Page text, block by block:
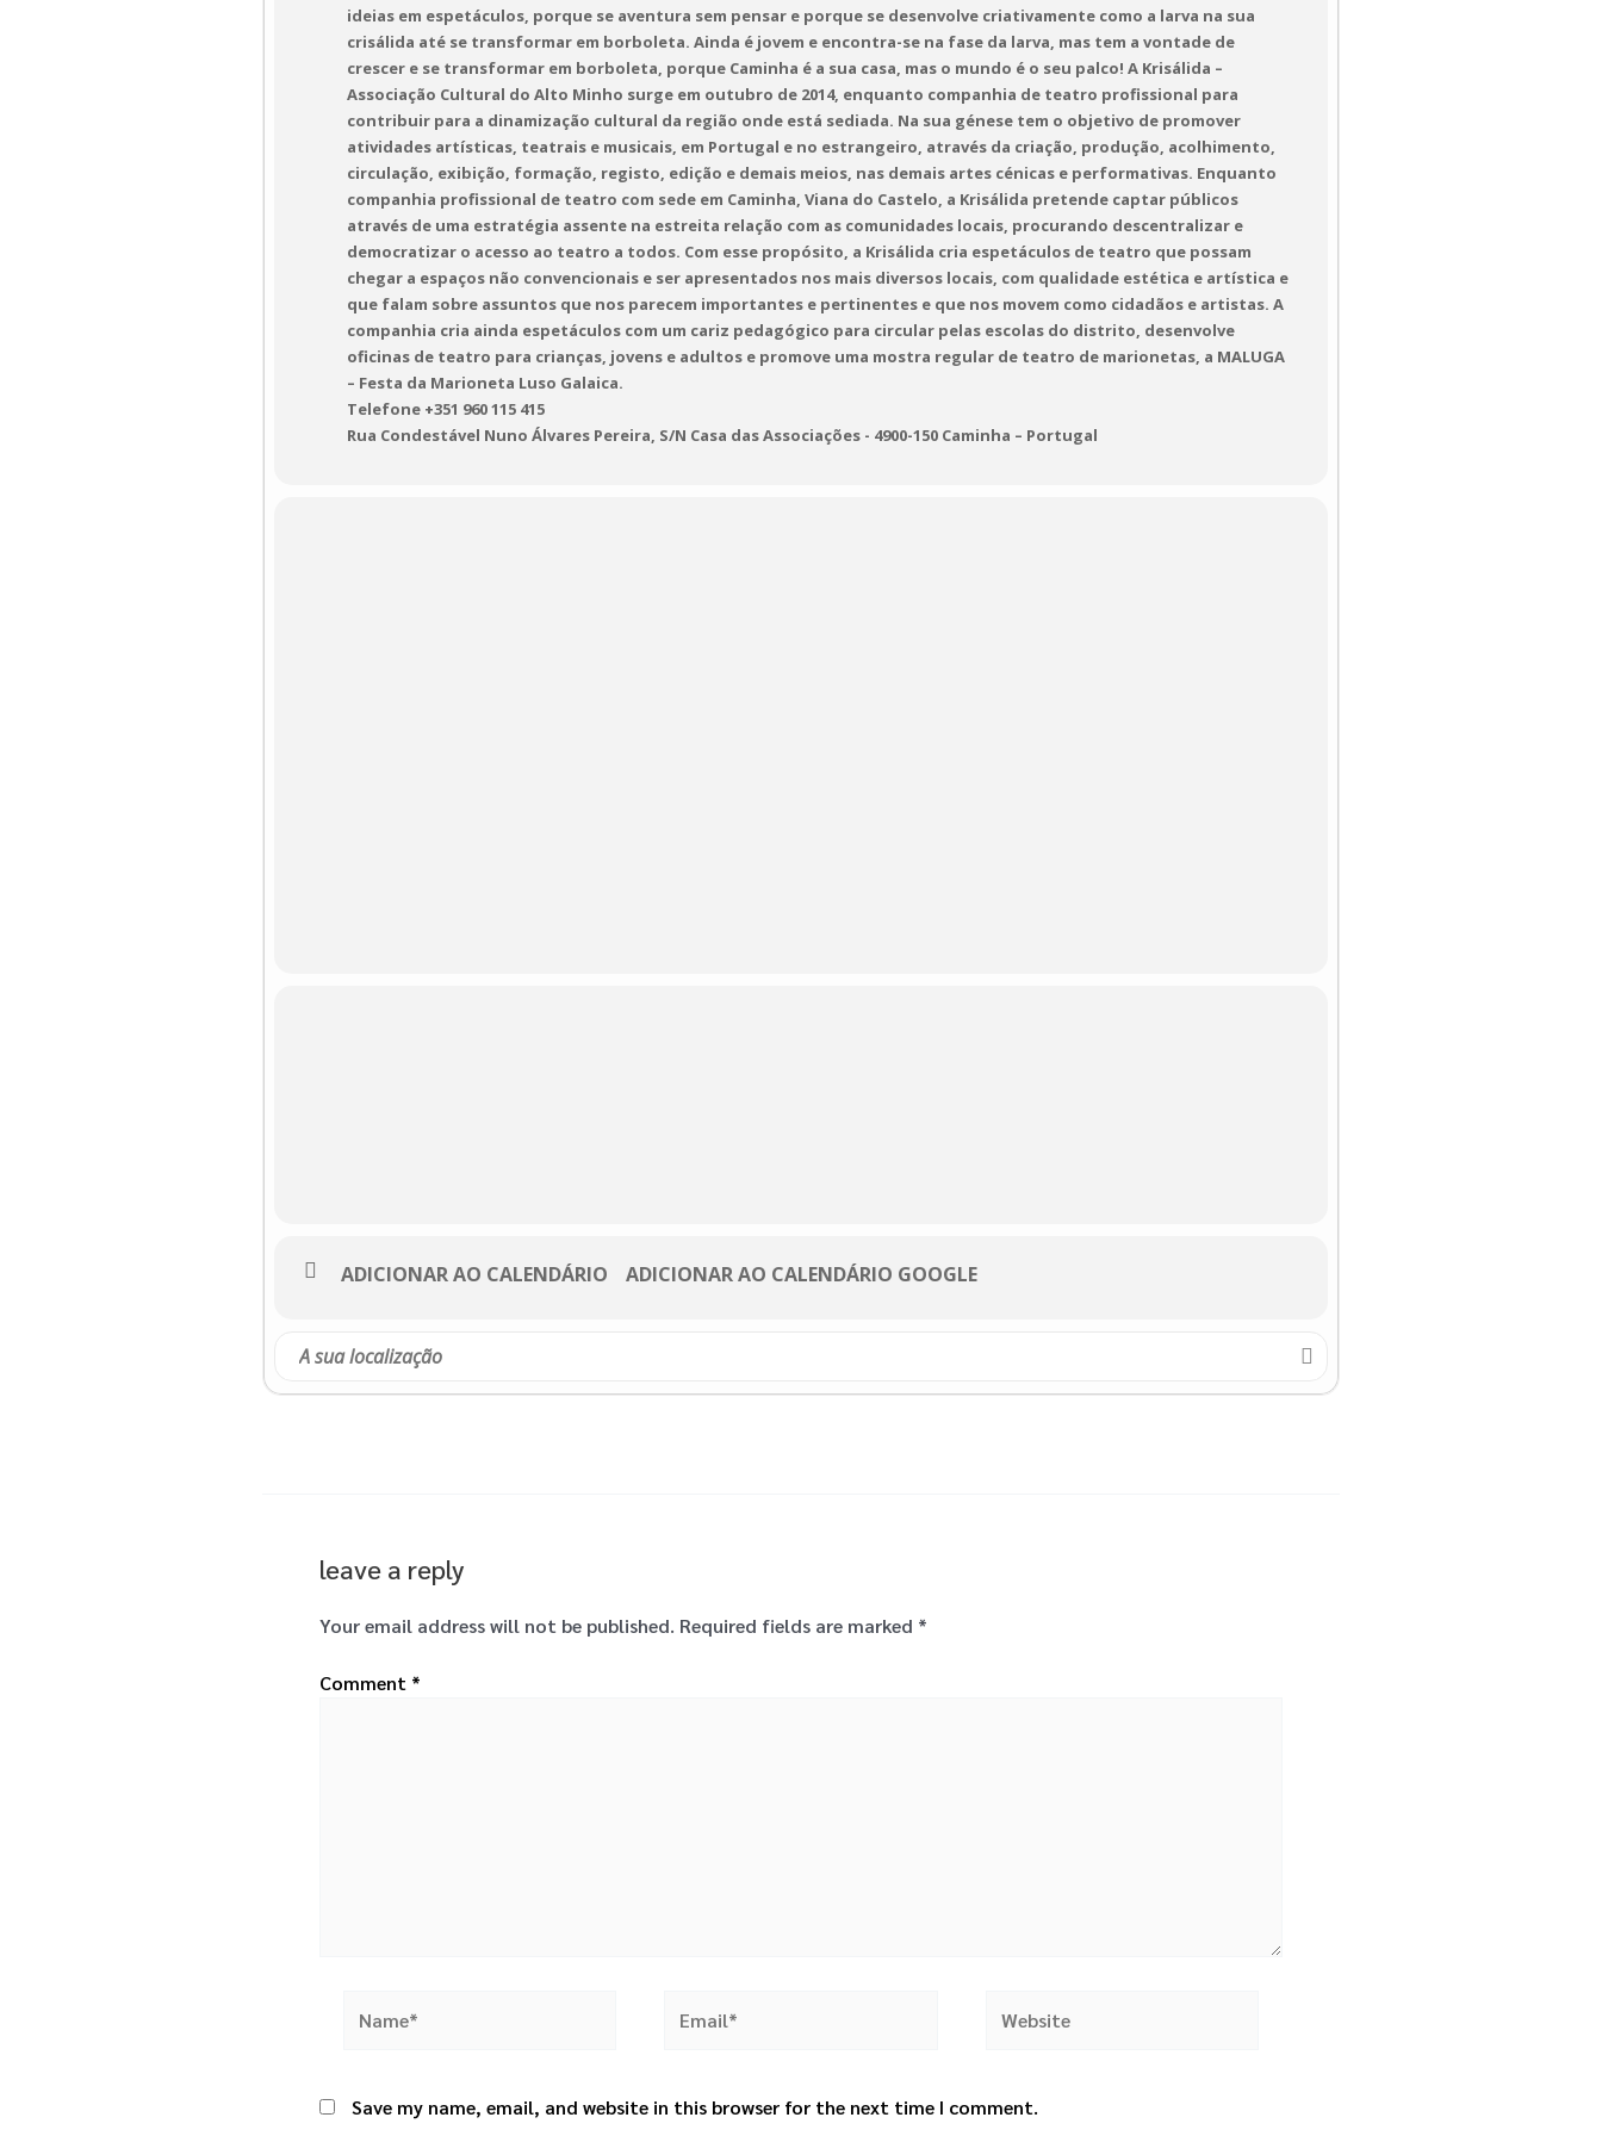
ideias em espetáculos, porque se aventura sem pensar e porque se desenvolve criativamente como a larva na sua
crisálida até se transformar em borboleta. Ainda é jovem e encontra-se na fase da larva, mas tem a vontade de
crescer e se transformar em borboleta, porque Caminha é a sua casa, mas o mundo é o seu palco! A Krisálida –
Associação Cultural do Alto Minho surge em outubro de 2014, enquanto companhia de teatro profissional para
contribuir para a dinamização cultural da região onde está sediada. Na sua génese tem o objetivo de promover
atividades artísticas, teatrais e musicais, em Portugal e no estrangeiro, através da criação, produção, acolhimento,
circulação, exibição, formação, registo, edição e demais meios, nas demais artes cénicas e performativas. Enquanto
companhia profissional de teatro com sede em Caminha, Viana do Castelo, a Krisálida pretende captar públicos
através de uma estratégia assente na estreita relação com as comunidades locais, procurando descentralizar e
democratizar o acesso ao teatro a todos. Com esse propósito, a Krisálida cria espetáculos de teatro que possam
chegar a espaços não convencionais e ser apresentados nos mais diversos locais, com qualidade estética e artística e
que falam sobre assuntos que nos parecem importantes e pertinentes e que nos movem como cidadãos e artistas. A
companhia cria ainda espetáculos com um cariz pedagógico para circular pelas escolas do distrito, desenvolve
oficinas de teatro para crianças, jovens e adultos e promove uma mostra regular de teatro de marionetas, a MALUGA
– Festa da Marioneta Luso Galaica.
Telefone +351 960 115 415
Rua Condestável Nuno Álvares Pereira, S/N Casa das Associações - 4900-150 Caminha – Portugal
ADICIONAR AO CALENDÁRIO ADICIONAR AO CALENDÁRIO GOOGLE
leave a reply
Your email address will not be published. Required fields are marked *
Comment *
Save my name, email, and website in this browser for the next time I comment.